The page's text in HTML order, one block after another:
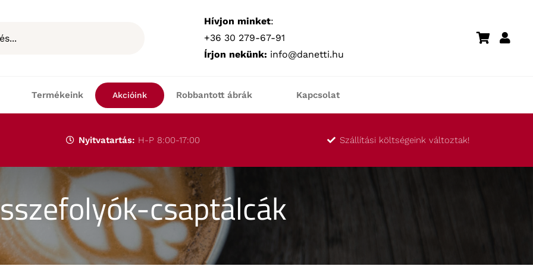
Hívjon minket:
+36 30 279-67-91
Írjon nekünk: info@danetti.hu
Termékeink Akcióink Robbantott ábrák Kapcsolat
Nyitvatartás: H-P 8:00-17:00 Szállítási költségeink változtak!
csaptálcák